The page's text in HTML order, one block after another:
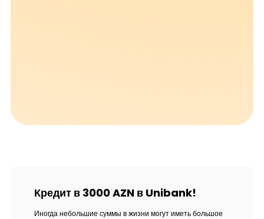
Кредит в 3000 AZN в Unibank!
Иногда небольшие суммы в жизни могут иметь большое